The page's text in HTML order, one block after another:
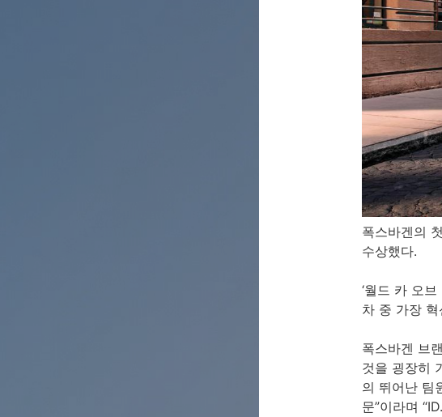
폭스바겐의
수상했다.
‘월드 카 오
차 중 가장
폭스바겐 브
것을 굉장히
의 뛰어난 팀
문”이라며